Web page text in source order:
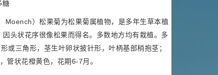
糖
）松果菊为松果菊属植物，是多年生草本植
头状花序很像松果而得名。多数地方均有栽植。多
或三角形，茎生叶卵状披针形，叶柄基部稍抱茎；
管状花橙黄色，花期6-7月。